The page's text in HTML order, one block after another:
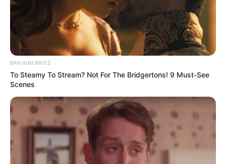
BRAINBERRIES
To Steamy To Stream? Not For The Bridgertons! 9 Must-See
Scenes